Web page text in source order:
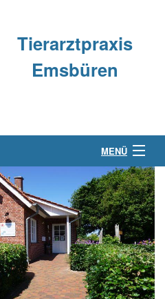
Tierarztpraxis
Emsbüren
MENÜ
uns
& Anfahrt